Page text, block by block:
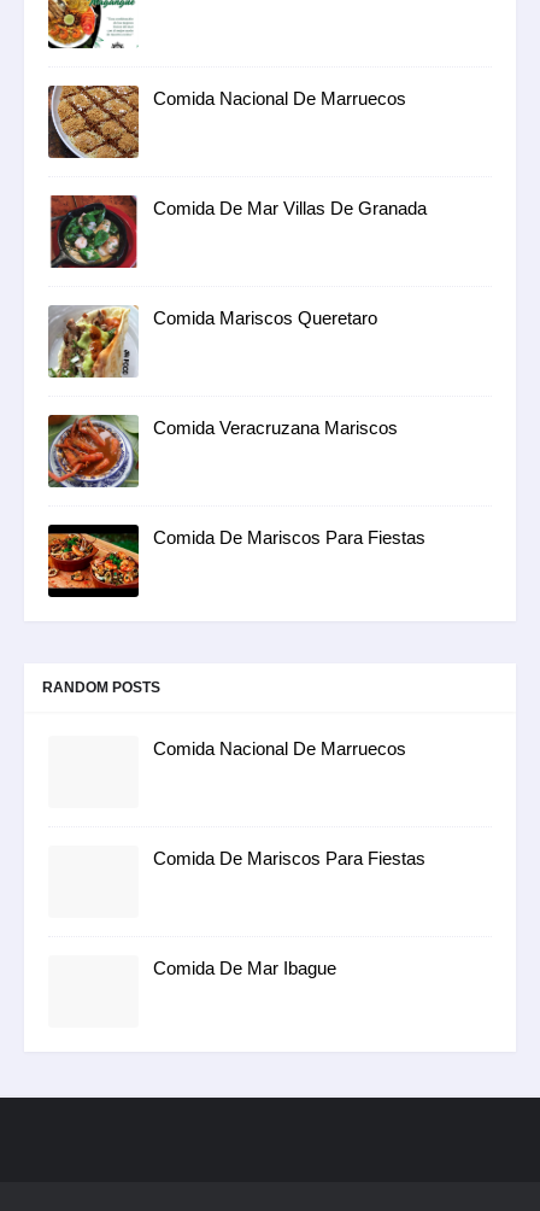
Comida Nacional De Marruecos
Comida De Mar Villas De Granada
Comida Mariscos Queretaro
Comida Veracruzana Mariscos
Comida De Mariscos Para Fiestas
RANDOM POSTS
Comida Nacional De Marruecos
Comida De Mariscos Para Fiestas
Comida De Mar Ibague